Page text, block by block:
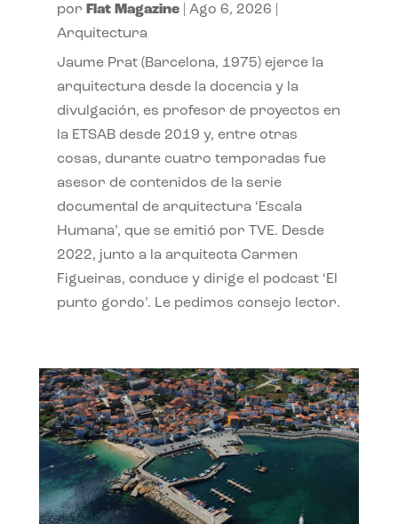
por Flat Magazine| Ago 6, 2026
Arquitectura
Jaume Prat (Barcelona, 1975) ejerce la
arquitectura desde la docencia y la
divulgación, es profesor de proyectos en
la ETSAB desde 2019 y, entre otras
cosas, durante cuatro temporadas fue
asesor de contenidos de la serie
documental de arquitectura ‘Escala
Humana’, que se emitió por TVE. Desde
2022, junto a la arquitecta Carmen
Figueiras, conduce y dirige el podcast ‘El
punto gordo’. Le pedimos consejo lector.